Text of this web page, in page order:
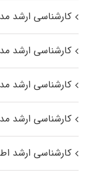
کارشناسی ارشد
کارشناسی ارشد
کارشناسی ارشد
کارشناسی ارشد
کارشناسی ارشد